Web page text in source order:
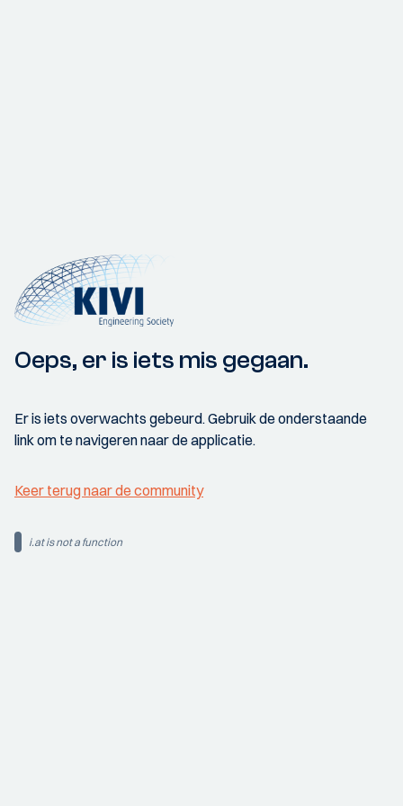
Oeps, er is iets mis gegaan.
Er is iets overwachts gebeurd. Gebruik de onderstaande
link om te navigeren naar de applicatie.
Keer terug naar de community
i.at is not a function